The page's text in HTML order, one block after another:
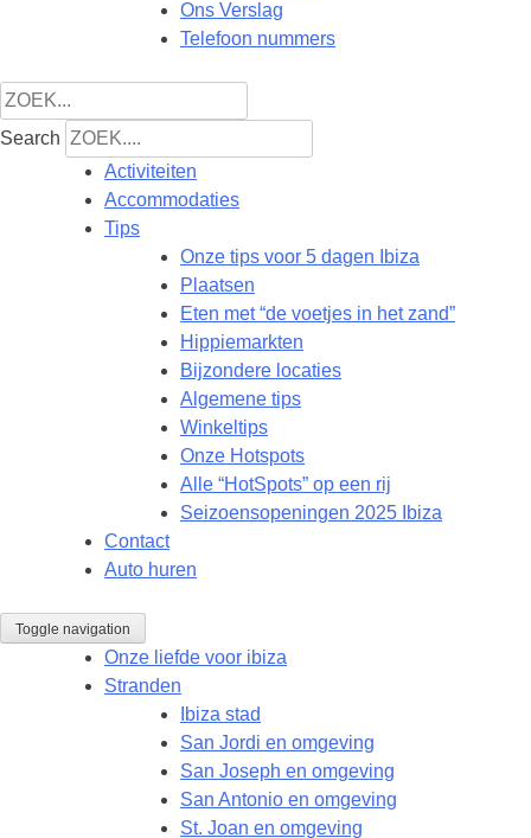
Ons Verslag
Telefoon nummers
Search
Activiteiten
Accommodaties
Tips
Onze tips voor 5 dagen Ibiza
Plaatsen
Eten met “de voetjes in het zand”
Hippiemarkten
Bijzondere locaties
Algemene tips
Winkeltips
Onze Hotspots
Alle “HotSpots” op een rij
Seizoensopeningen 2025 Ibiza
Contact
Auto huren
Toggle navigation
Onze liefde voor ibiza
Stranden
Ibiza stad
San Jordi en omgeving
San Joseph en omgeving
San Antonio en omgeving
St. Joan en omgeving